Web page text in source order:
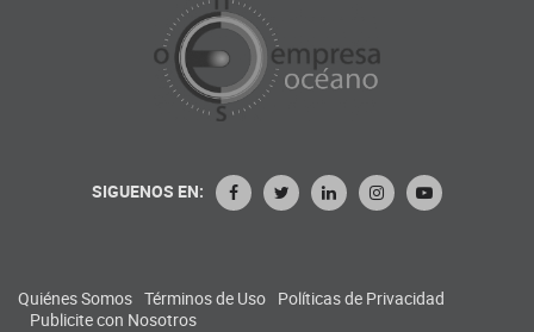
SIGUENOS EN:
Quiénes Somos Términos de Uso Políticas de Privacidad
Publicite con Nosotros